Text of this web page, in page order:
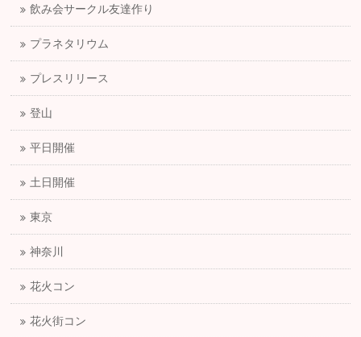
飲み会サークル友達作り
プラネタリウム
プレスリリース
登山
平日開催
土日開催
東京
神奈川
花火コン
花火街コン